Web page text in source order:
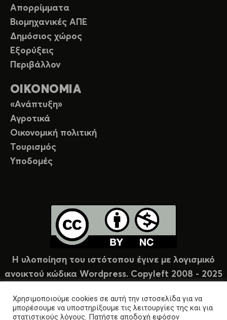
Απορρίμματα
Βιομηχανικές ΑΠΕ
Δημόσιος χώρος
Εξορύξεις
Περιβάλλον
ΟΙΚΟΝΟΜΙΑ
«Ανάπτυξη»
Αγροτικά
Οικονομική πολιτική
Τουρισμός
Υποδομές
Η υλοποίηση του ιστότοπου έγινε με λογισμικό
ανοικτού κώδικα Wordpress. Copyleft 2008 - 2025
Χρησιμοποιούμε cookies σε αυτή την ιστοσελίδα για να
μπορέσουμε να υποστηρίξουμε τις λειτουργίες της και για
στατιστικούς λόγους. Πατήστε αποδοχή εφόσον